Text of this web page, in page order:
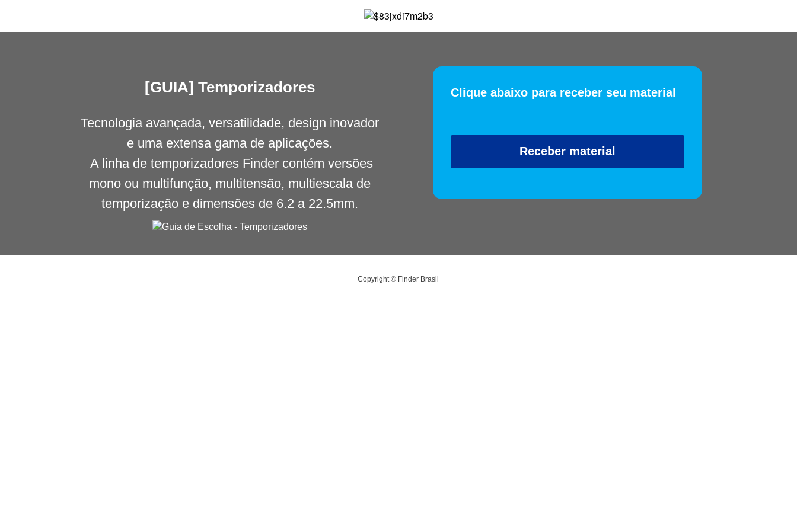
[GUIA] Temporizadores
Tecnologia avançada, versatilidade, design inovador
e uma extensa gama de aplicações.
A linha de temporizadores Finder contém versões
mono ou multifunção, multitensão, multiescala de
temporização e dimensões de 6.2 a 22.5mm.
Clique abaixo para receber seu material
Receber material
Copyright © Finder Brasil